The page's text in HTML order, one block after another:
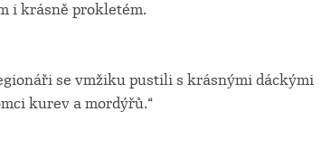
i krásně prokletém.
se vmžiku pustili s krásnými dáckými
kurev a mordýřů.“